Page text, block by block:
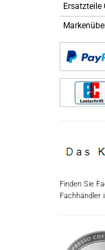
Ersatzteile
Finden Sie
Fachhändler